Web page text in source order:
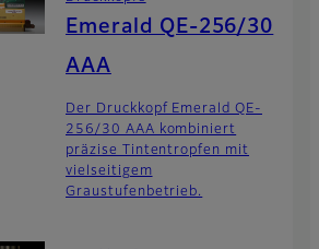
Emerald QE-256/30
AAA
Der Druckkopf Emerald QE-
256/30 AAA kombiniert
präzise Tintentropfen mit
vielseitigem
Graustufenbetrieb.